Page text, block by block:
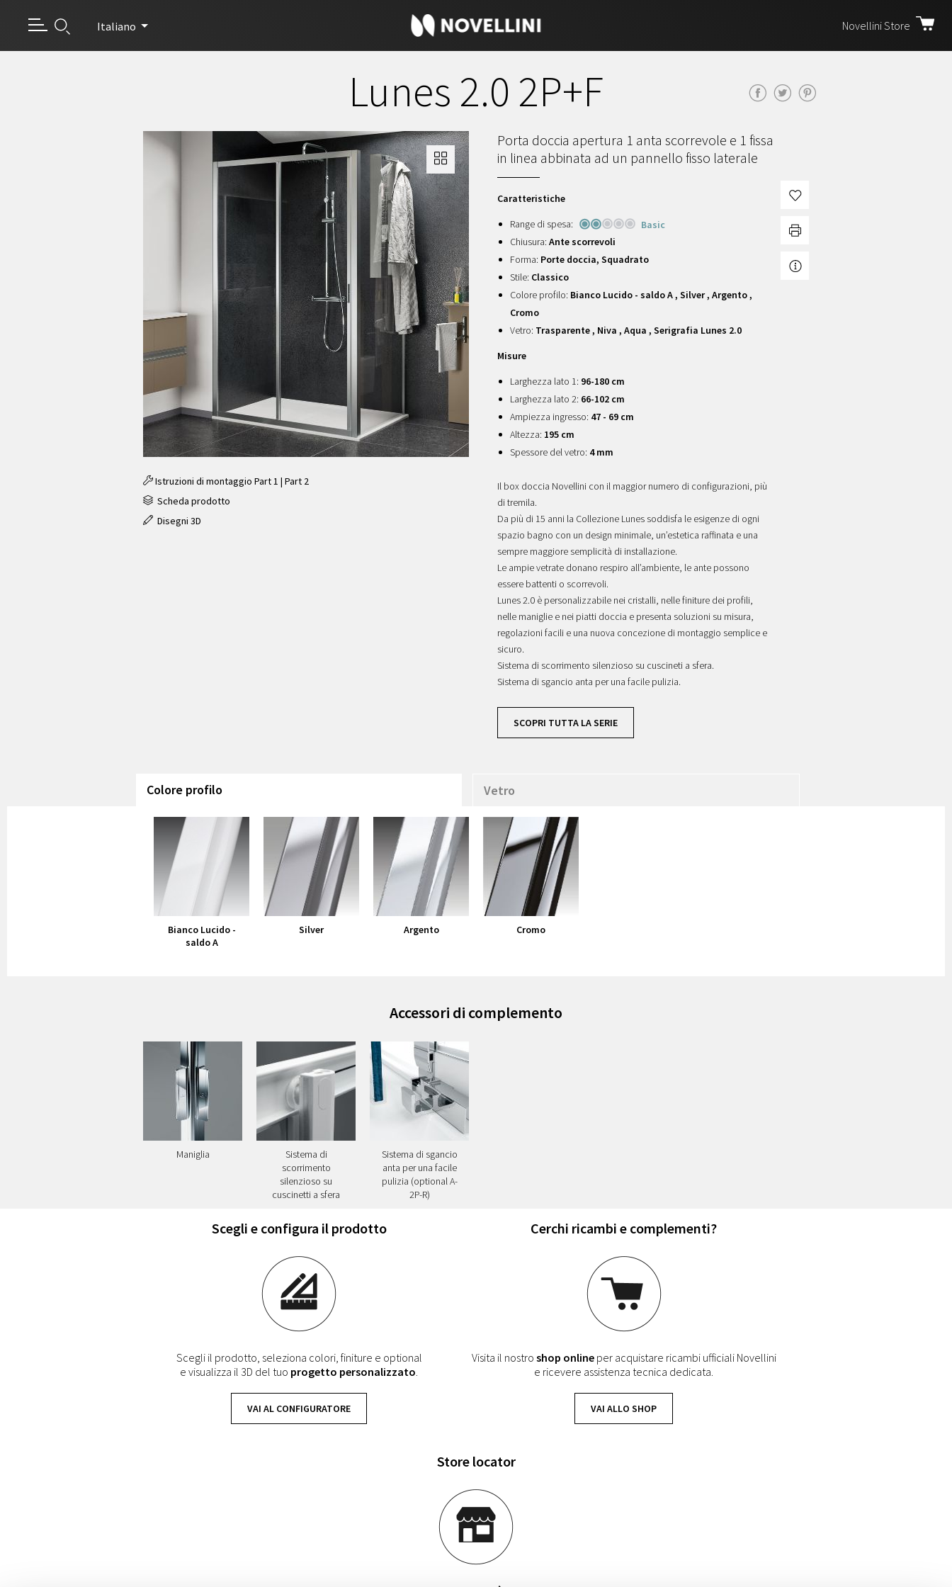
Italiano Novellini Store
Lunes 2.0 2P+F
Istruzioni di montaggio Part 1 | Part 2
Scheda prodotto
Disegni 3D
Porta doccia apertura 1 anta scorrevole e 1 fissa
in linea abbinata ad un pannello fisso laterale
Caratteristiche
Range di spesa:
Basic
Chiusura: Ante scorrevoli
Forma: Porte doccia, Squadrato
Stile: Classico
Colore profilo: Bianco Lucido - saldo A , Silver , Argento ,
Cromo
Vetro: Trasparente , Niva , Aqua , Serigrafia Lunes 2.0
Misure
Larghezza lato 1: 96-180 cm
Larghezza lato 2: 66-102 cm
Ampiezza ingresso: 47 - 69 cm
Altezza: 195 cm
Spessore del vetro: 4 mm
Il box doccia Novellini con il maggior numero di configurazioni, più
di tremila.
Da più di 15 anni la Collezione Lunes soddisfa le esigenze di ogni
spazio bagno con un design minimale, un’estetica raffinata e una
sempre maggiore semplicità di installazione.
Le ampie vetrate donano respiro all’ambiente, le ante possono
essere battenti o scorrevoli.
Lunes 2.0 è personalizzabile nei cristalli, nelle finiture dei profili,
nelle maniglie e nei piatti doccia e presenta soluzioni su misura,
regolazioni facili e una nuova concezione di montaggio semplice e
sicuro.
Sistema di scorrimento silenzioso su cuscineti a sfera.
Sistema di sgancio anta per una facile pulizia.
SCOPRI TUTTA LA SERIE
Colore profilo Vetro
Bianco Lucido -
saldo A
Silver Argento Cromo
Accessori di complemento
Maniglia
Sistema di
scorrimento
silenzioso su
cuscinetti a sfera
Sistema di sgancio
anta per una facile
pulizia (optional A-
2P-R)
Scegli e configura il prodotto
Scegli il prodotto, seleziona colori, finiture e optional
e visualizza il 3D del tuo progetto personalizzato
VAI AL CONFIGURATORE
Cerchi ricambi e complementi?
Visita il nostro shop onlineper acquistare ricambi ufficiali Novellini
e ricevere assistenza tecnica dedicata.
VAI ALLO SHOP
Store locator